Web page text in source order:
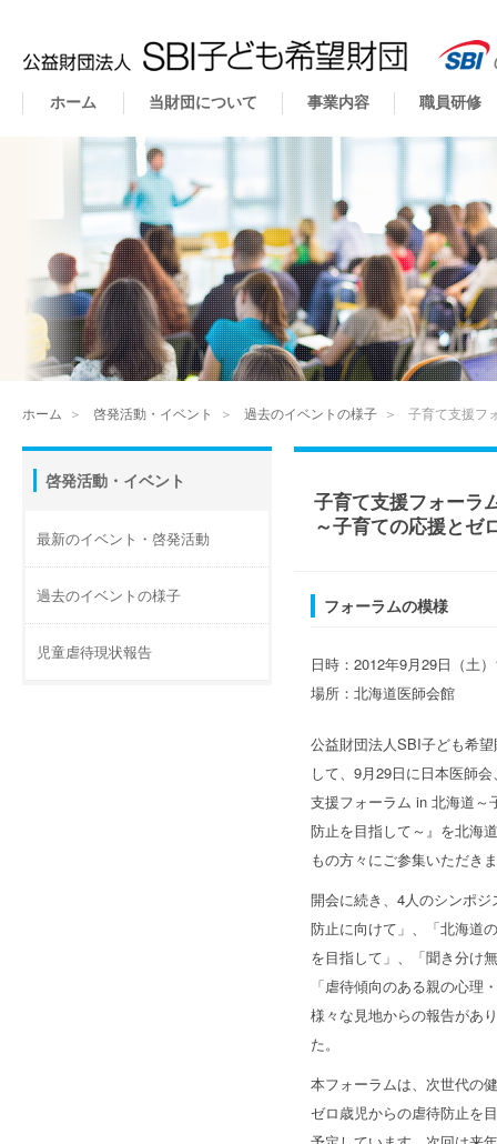
ホーム 当財団について 事業内容 職員研修
ホーム ＞ 啓発活動・イベント ＞ 過去のイベントの様子 ＞ 子育て支援フ
啓発活動・イベント
最新のイベント・啓発活動
過去のイベントの様子
児童虐待現状報告
子育て支援フォーラ
～子育ての応援とゼ
フォーラムの模様
日時：2012年9月29日（土
場所：北海道医師会館
公益財団法人SBI子ども希
して、9月29日に日本医師
支援フォーラム in 北海道～
防止を目指して～』を北海
もの方々にご参集いただき
開会に続き、4人のシンポ
防止に向けて」、「北海道
を目指して」、「聞き分け
「虐待傾向のある親の心理
様々な見地からの報告があ
た。
本フォーラムは、次世代の
ゼロ歳児からの虐待防止を